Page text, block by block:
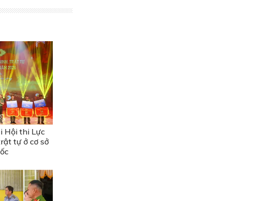
Hội thi Lực
tự ở cơ sở